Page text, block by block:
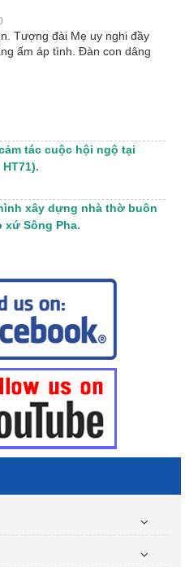
Tượng đài Mẹ uy nghi đầy
ấm áp tình. Đàn con dâng
tác cuộc hội ngộ tại
xây dựng nhà thờ buôn
xứ Sông Pha.